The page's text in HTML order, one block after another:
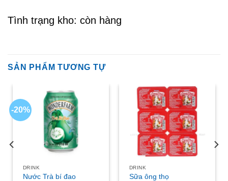
Tình trạng kho: còn hàng
SẢN PHẨM TƯƠNG TỰ
-20%
DRINK
Nước Trà bí đao
DRINK
Sữa ông thọ